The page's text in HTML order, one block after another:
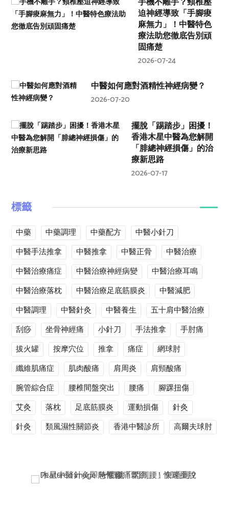
迫神經導致「手腳痠
麻無力」！中醫特色
療法助您徹底告別頑
固痛楚
2026-07-24
中醫如何應對酒精性神經病變？
2026-07-20
擺脫「踢踏步」困擾！
香港木星中醫為您解開
「腓總神經損傷」的治
療新思路
2026-07-17
標籤
中藥 中藥調理 中藥配方
中醫小針刀
中醫手法推拿
中醫推拿 中醫正骨
中醫治療
中醫治療痛症
中醫治療神經病變
中醫治療耳鳴
中醫治療落枕
中醫治療足底筋膜炎
中醫減肥
中醫調理
中醫針灸 中醫養生
五十肩中醫治療
刮痧
坐骨神經痛 小針刀 手法推拿
手肘痛
拔火罐
按摩穴位 推拿 痛症
網球肘
纖維肌痛症
肌肉酸痛 肩周炎
肩頸酸痛
腕管綜合症
腰椎間盤突出 腰痛
腳踝扭傷
艾灸
落枕 足底筋膜炎 運動損傷
針灸
針灸
類風濕性關節炎 香港中醫診所 高爾夫球肘